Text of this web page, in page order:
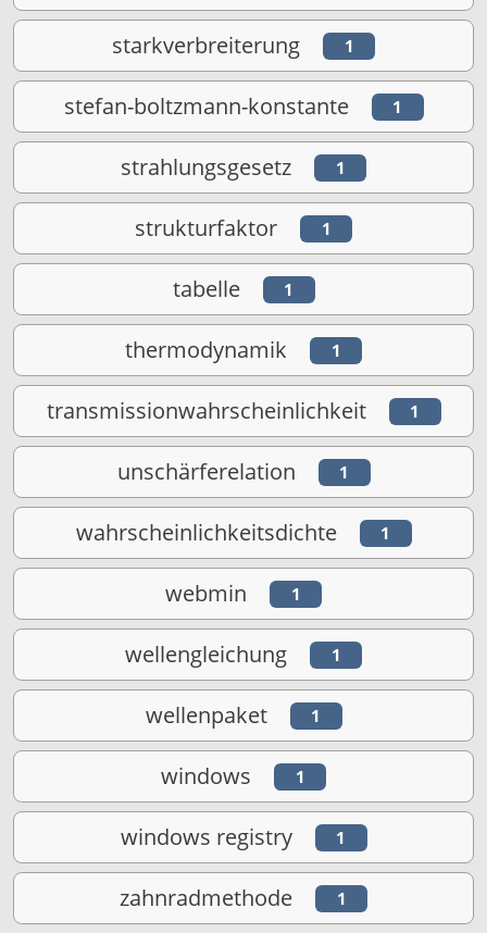
starkverbreiterung 1
stefan-boltzmann-konstante 1
strahlungsgesetz 1
strukturfaktor 1
tabelle 1
thermodynamik 1
transmissionwahrscheinlichkeit 1
unschärferelation 1
wahrscheinlichkeitsdichte 1
webmin 1
wellengleichung 1
wellenpaket 1
windows 1
windows registry 1
zahnradmethode 1